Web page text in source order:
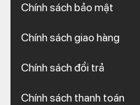
Chính sách bảo mật
Chính sách giao hàng
Chính sách đổi trả
Chính sách thanh toán